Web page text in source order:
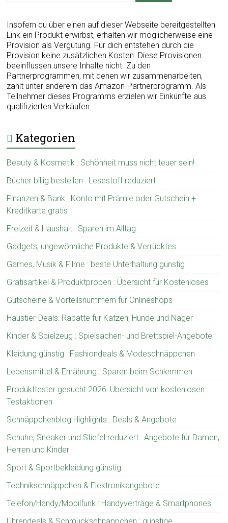
Insofern du über einen auf dieser Webseite bereitgestellten
Link ein Produkt erwirbst, erhalten wir möglicherweise eine
Provision als Vergütung. Für dich entstehen durch die
Provision keine zusätzlichen Kosten. Diese Provisionen
beeinflussen unsere Inhalte nicht. Zu den
Partnerprogrammen, mit denen wir zusammenarbeiten,
zählt unter anderem das Amazon-Partnerprogramm. Als
Teilnehmer dieses Programms erzielen wir Einkünfte aus
qualifizierten Verkäufen.
Kategorien
Beauty & Kosmetik : Schönheit muss nicht teuer sein!
Bücher billig bestellen : Lesestoff reduziert
Finanzen & Bank : Konto mit Prämie oder Gutschein +
Kreditkarte gratis
Freizeit & Haushalt : Sparen im Alltag
Gadgets, ungewöhnliche Produkte & Verrücktes
Games, Musik & Filme : beste Unterhaltung günstig
Gratisartikel & Produktproben : Übersicht für Kostenloses
Gutscheine & Vorteilsnummern für Onlineshops
Haustier-Deals: Rabatte für Katzen, Hunde und Nager
Kinder & Spielzeug : Spielsachen- und Brettspiel-Angebote
Kleidung günstig : Fashiondeals & Modeschnäppchen
Lebensmittel & Ernährung : Sparen beim Schlemmen
Produkttester gesucht 2026: Übersicht von kostenlosen
Testaktionen
Schnäppchenblog Highlights : Deals & Angebote
Schuhe, Sneaker und Stiefel reduziert : Angebote für Damen,
Herren und Kinder
Sport & Sportbekleidung günstig
Technikschnäppchen & Elektronikangebote
Telefon/Handy/Mobilfunk : Handyverträge & Smartphones